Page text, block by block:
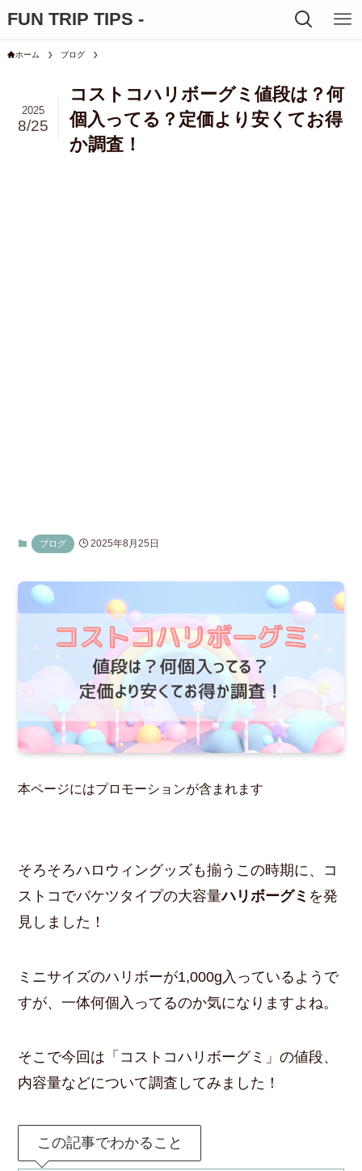
FUN TRIP TIPS -
ホーム ブログ
コストコハリボーグミ値段は？何
個入ってる？定価より安くてお得
か調査！
2025
8/25
ブログ 2025年8月25日
本ページにはプロモーションが含まれます
そろそろハロウィングッズも揃うこの時期に、コ
ストコでバケツタイプの大容量ハリボーグミ を発
見しました！
ミニサイズのハリボーが1,000g入っているようで
すが、一体何個入ってるのか気になりますよね。
そこで今回は「コストコハリボーグミ」の値段、
内容量などについて調査してみました！
この記事でわかること